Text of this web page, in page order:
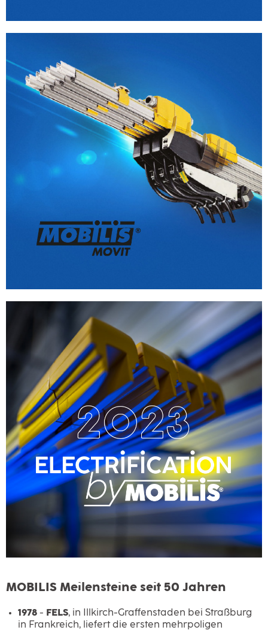
MOBILIS Meilensteine seit 50 Jahren
1978 - FELS, in Illkirch-Graffenstaden bei Straßburg
in Frankreich, liefert die ersten mehrpoligen